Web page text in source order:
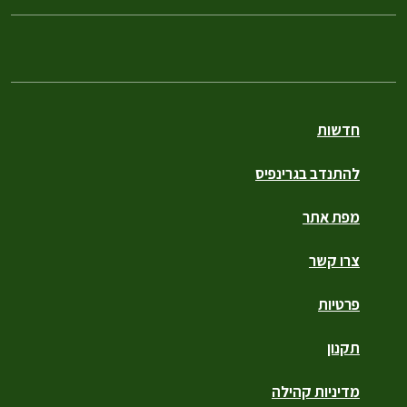
חדשות
להתנדב בגרינפיס
מפת אתר
צרו קשר
פרטיות
תקנון
מדיניות קהילה